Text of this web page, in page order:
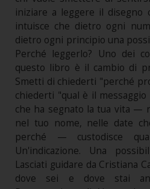
iniziare a leggere il disegno
intuisce che dietro ogni
dietro ogni principio una
Perché leggerlo? Uno dei
questo libro è il cambio di
Smetti di chiederti "perché
chiederti "qual è il
che ha segnato la tua vita —
nel tuo nome, nelle date
perché — custodisce
Un'indicazione. Una
Lasciati guidare da Cristiana
dove sei e dove stai